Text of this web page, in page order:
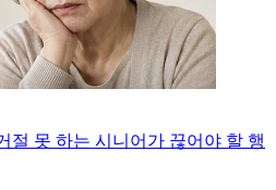
절 못 하는 시니어가 끊어야 할 행